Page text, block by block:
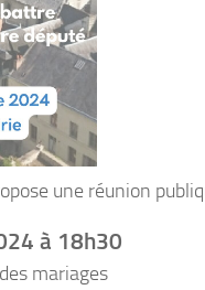
une réunion
à 18h30
mariages